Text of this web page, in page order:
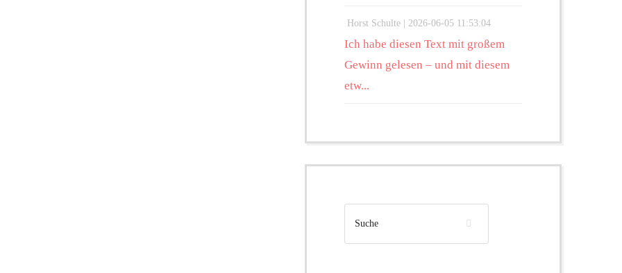
Horst Schulte | 2026-06-05 11:53:04
Ich habe diesen Text mit großem
Gewinn gelesen – und mit diesem
etw...